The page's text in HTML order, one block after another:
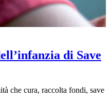
di Save
che cura, raccolta fondi, save